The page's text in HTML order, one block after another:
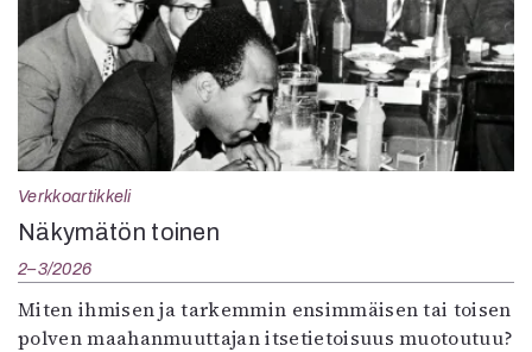
Verkkoartikkeli
Näkymätön toinen
2–3/2026
Miten ihmisen ja tarkemmin ensimmäisen tai toisen
polven maahanmuuttajan itsetietoisuus muotoutuu?